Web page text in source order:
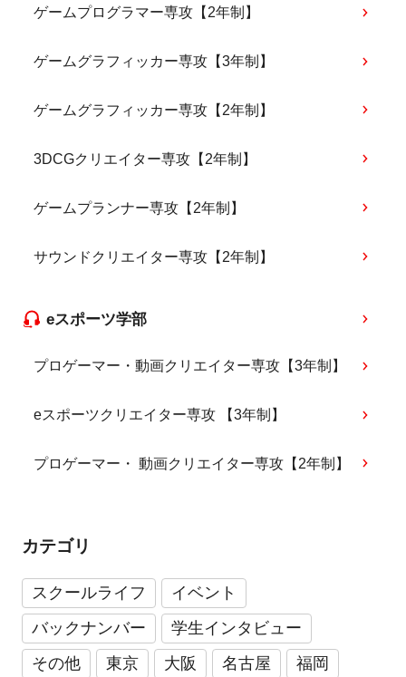
ゲームプログラマー専攻【2年制】
ゲームグラフィッカー専攻【3年制】
ゲームグラフィッカー専攻【2年制】
3DCGクリエイター専攻【2年制】
ゲームプランナー専攻【2年制】
サウンドクリエイター専攻【2年制】
eスポーツ学部
プロゲーマー・動画クリエイター専攻【3年制】
eスポーツクリエイター専攻 【3年制】
プロゲーマー・ 動画クリエイター専攻【2年制】
カテゴリ
スクールライフ
イベント
バックナンバー
学生インタビュー
その他
東京 大阪 名古屋 福岡